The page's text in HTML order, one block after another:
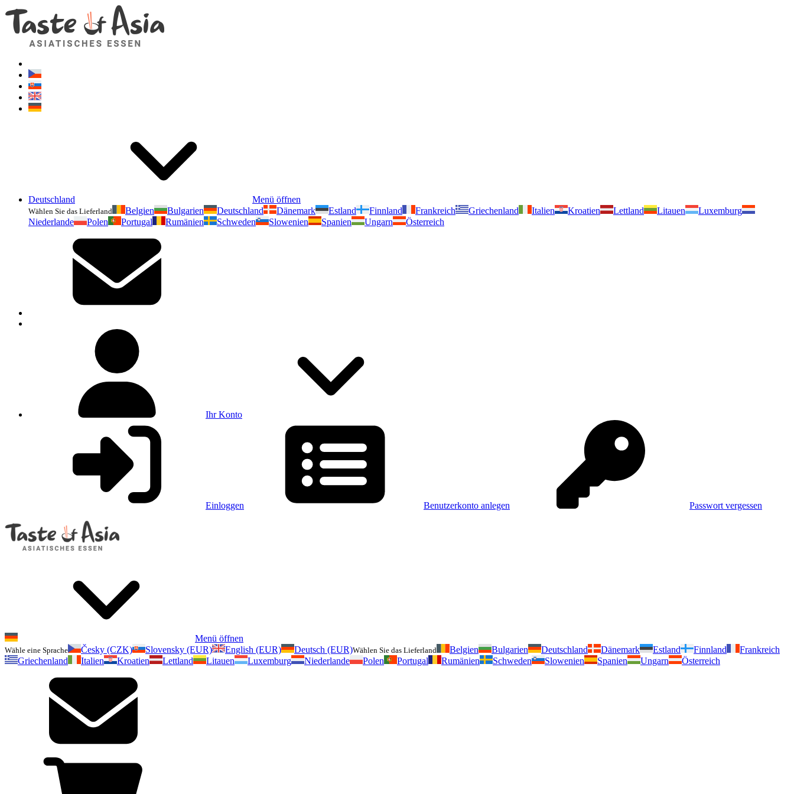
Deutschland Menü öffnen
Wählen Sie das Lieferland Belgien Bulgarien Deutschland Dänemark Estland Finnland Frankreich Griechenland Italien Kroatien Lettland Litauen
Luxemburg
Niederlande
Polen Portugal Rumänien Schweden Slowenien Spanien Ungarn Österreich
Ihr Konto
Einloggen Benutzerkonto anlegen Passwort vergessen
Menü öffnen
Wähle eine Sprache Česky (CZK) Slovensky (EUR) English (EUR) Deutsch (EUR)Wählen Sie das Lieferland Belgien Bulgarien Deutschland Dänemark Estland Finnland
Frankreich
Griechenland
Italien Kroatien Lettland Litauen Luxemburg Niederlande Polen Portugal Rumänien Schweden Slowenien Spanien Ungarn Österreich